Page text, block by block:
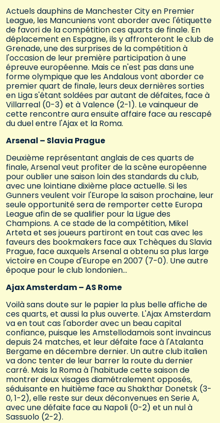
Actuels dauphins de Manchester City en Premier
League, les Mancuniens vont aborder avec l'étiquette
de favori de la compétition ces quarts de finale. En
déplacement en Espagne, ils y affronteront le club de
Grenade, une des surprises de la compétition à
l'occasion de leur première participation à une
épreuve européenne. Mais ce n'est pas dans une
forme olympique que les Andalous vont aborder ce
premier quart de finale, leurs deux dernières sorties
en Liga s'étant soldées par autant de défaites, face à
Villarreal (0-3) et à Valence (2-1). Le vainqueur de
cette rencontre aura ensuite affaire face au rescapé
du duel entre l'Ajax et la Roma.
Arsenal – Slavia Prague
Deuxième représentant anglais de ces quarts de
finale, Arsenal veut profiter de la scène européenne
pour oublier une saison loin des standards du club,
avec une lointiane dixième place actuelle. Si les
Gunners veulent voir l'Europe la saison prochaine, leur
seule opportunité sera de remporter cette Europa
League afin de se qualifier pour la Ligue des
Champions. A ce stade de la compétition, Mikel
Arteta et ses joueurs partiront en tout cas avec les
faveurs des bookmakers face aux Tchèques du Slavia
Prague, face auxquels Arsenal a obtenu sa plus large
victoire en Coupe d'Europe en 2007 (7-0). Une autre
époque pour le club londonien…
Ajax Amsterdam – AS Rome
Voilà sans doute sur le papier la plus belle affiche de
ces quarts, et aussi la plus ouverte. L'Ajax Amsterdam
va en tout cas l'aborder avec un beau capital
confiance, puisque les Amstellodamois sont invaincus
depuis 24 matches, et leur défaite face à l'Atalanta
Bergame en décembre dernier. Un autre club italien
va donc tenter de leur barrer la route du dernier
carré. Mais la Roma à l'habitude cette saison de
montrer deux visages diamétralement opposés,
séduisante en huitième face au Shakthar Donetsk (3-
0, 1-2), elle reste sur deux déconvenues en Serie A,
avec une défaite face au Napoli (0-2) et un nul à
Sassuolo (2-2).